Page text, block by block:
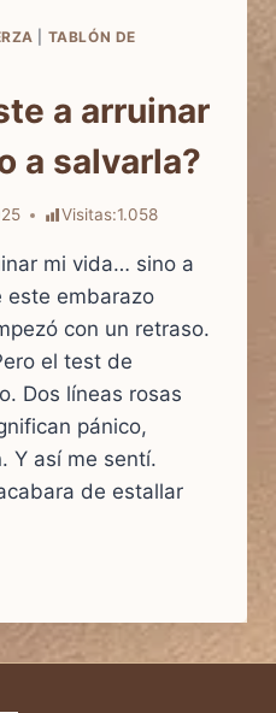
TABLÓN DE
a arruinar
a salvarla?
Visitas:1.058
mi vida… sino a
este embarazo
con un retraso.
el test de
Dos líneas rosas
pánico,
Y así me sentí.
de estallar